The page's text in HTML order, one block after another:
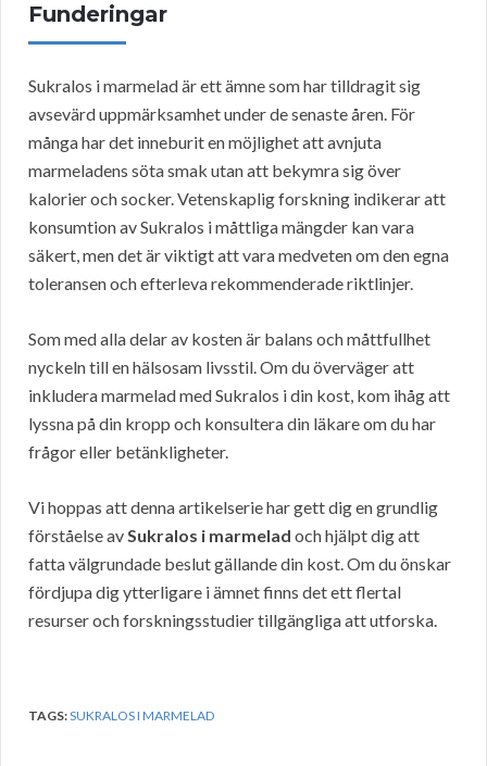
Funderingar
Sukralos i marmelad är ett ämne som har tilldragit sig
avsevärd uppmärksamhet under de senaste åren. För
många har det inneburit en möjlighet att avnjuta
marmeladens söta smak utan att bekymra sig över
kalorier och socker. Vetenskaplig forskning indikerar att
konsumtion av Sukralos i måttliga mängder kan vara
säkert, men det är viktigt att vara medveten om den egna
toleransen och efterleva rekommenderade riktlinjer.
Som med alla delar av kosten är balans och måttfullhet
nyckeln till en hälsosam livsstil. Om du överväger att
inkludera marmelad med Sukralos i din kost, kom ihåg att
lyssna på din kropp och konsultera din läkare om du har
frågor eller betänkligheter.
Vi hoppas att denna artikelserie har gett dig en grundlig
förståelse avSukralos i marmelad och hjälpt dig att
fatta välgrundade beslut gällande din kost. Om du önskar
fördjupa dig ytterligare i ämnet finns det ett flertal
resurser och forskningsstudier tillgängliga att utforska.
TAGS:SUKRALOS I MARMELAD